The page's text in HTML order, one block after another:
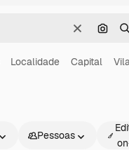
Limpar
Localidade Capital
Pessoas